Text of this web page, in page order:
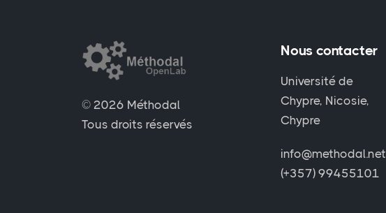
© 2026 Méthodal
Tous droits réservés
Nous contacter
Université de
Chypre, Nicosie,
Chypre
info@methodal.net
(+357) 99455101